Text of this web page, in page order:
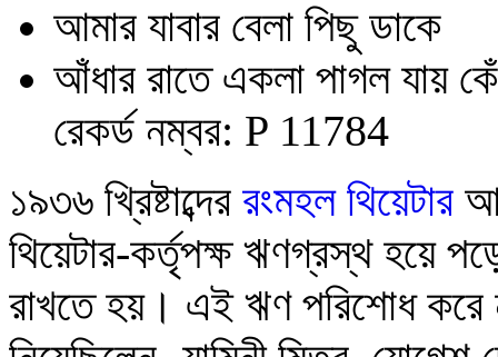
আমার যাবার বেলা পিছু ডাকে
আঁধার রাতে একলা পাগল যায়
রেকর্ড নম্বর: P 11784
১৯৩৬ খ্রিষ্টাব্দের রংমহল থিয়েটার
থিয়েটার-কর্তৃপক্ষ ঋণগ্রস্থ হয়ে
রাখতে হয়। এই ঋণপরিশোধ করে